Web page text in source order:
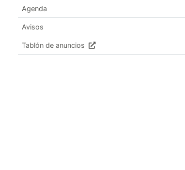
Agenda
Avisos
Tablón de anuncios